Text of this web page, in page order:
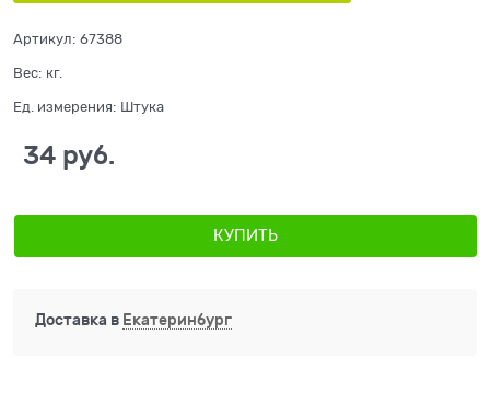
Артикул: 67388
Вес: кг.
Ед. измерения: Штука
34 руб.
КУПИТЬ
Доставка в Екатеринбург